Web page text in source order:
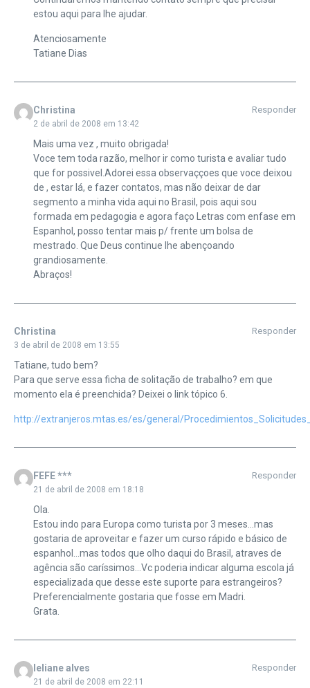
estou aqui para lhe ajudar.
Atenciosamente
Tatiane Dias
Christina
2 de abril de 2008 em 13:42
Responder
Mais uma vez , muito obrigada!
Voce tem toda razão, melhor ir como turista e avaliar tudo
que for possivel.Adorei essa observaççoes que voce deixou
de , estar lá, e fazer contatos, mas não deixar de dar
segmento a minha vida aqui no Brasil, pois aqui sou
formada em pedagogia e agora faço Letras com enfase em
Espanhol, posso tentar mais p/ frente um bolsa de
mestrado. Que Deus continue lhe abençoando
grandiosamente.
Abraços!
Christina
3 de abril de 2008 em 13:55
Responder
Tatiane, tudo bem?
Para que serve essa ficha de solitação de trabalho? em que
momento ela é preenchida? Deixei o link tópico 6.
http://extranjeros.mtas.es/es/general/
FEFE ***
21 de abril de 2008 em 18:18
Responder
Ola.
Estou indo para Europa como turista por 3 meses…mas
gostaria de aproveitar e fazer um curso rápido e básico de
espanhol…mas todos que olho daqui do Brasil, atraves de
agência são caríssimos…Vc poderia indicar alguma escola já
especializada que desse este suporte para estrangeiros?
Preferencialmente gostaria que fosse em Madri.
Grata.
leliane alves
21 de abril de 2008 em 22:11
Responder